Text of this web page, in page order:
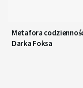
Metafora
Darka Foksa